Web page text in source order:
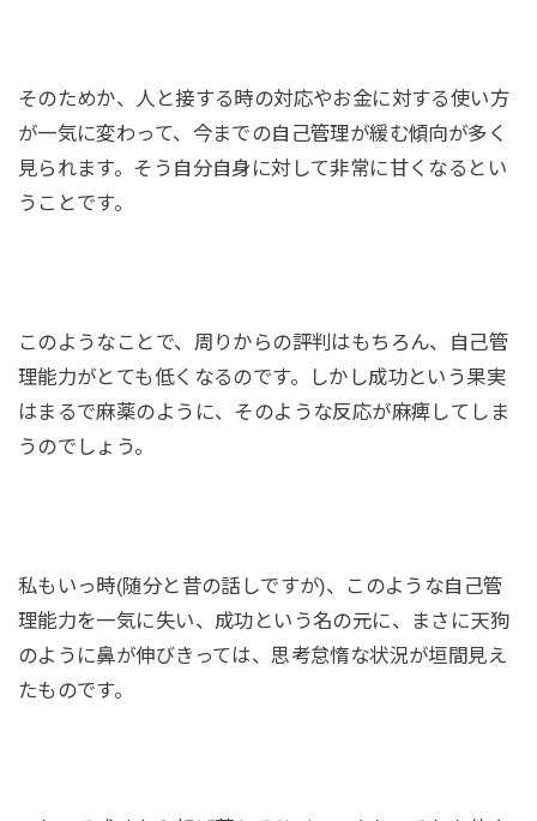
そのためか、人と接する時の対応やお金に対する使い方
が一気に変わって、今までの自己管理が緩む傾向が多く
見られます。そう自分自身に対して非常に甘くなるとい
うことです。
このようなことで、周りからの評判はもちろん、自己管
理能力がとても低くなるのです。しかし成功という果実
はまるで麻薬のように、そのような反応が麻痺してしま
うのでしょう。
私もいっ時(随分と昔の話しですが)、このような自己管
理能力を一気に失い、成功という名の元に、まさに天狗
のように鼻が伸びきっては、思考怠惰な状況が垣間見え
たものです。